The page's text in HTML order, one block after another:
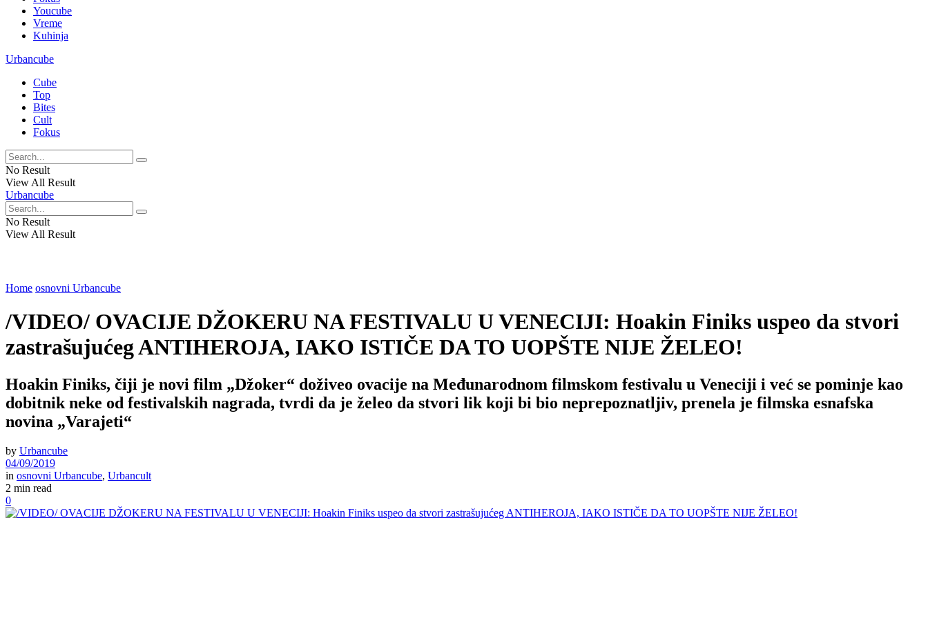
Youcube
Vreme
Kuhinja
Urbancube
Cube
Top
Bites
Cult
Fokus
No Result
View All Result
Urbancube
No Result
View All Result
Home osnovni Urbancube
/VIDEO/ OVACIJE DŽOKERU NA FESTIVALU U VENECIJI: Hoakin Finiks uspeo da stvori
zastrašujućeg ANTIHEROJA, IAKO ISTIČE DA TO UOPŠTE NIJE ŽELEO!
Hoakin Finiks, čiji je novi film „Džoker“ doživeo ovacije na Međunarodnom filmskom festivalu u Veneciji i već se pominje kao
dobitnik neke od festivalskih nagrada, tvrdi da je želeo da stvori lik koji bi bio neprepoznatljiv, prenela je filmska esnafska
novina „Varajeti“
by Urbancube
04/09/2019
in osnovni Urbancube, Urbancult
2 min read
0